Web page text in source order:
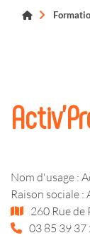
Nom d'usage :
Raison sociale :
260 Rue de
03 85 39 37